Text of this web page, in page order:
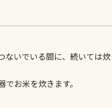
いでいる間に、続いては炊
お米を炊きます。